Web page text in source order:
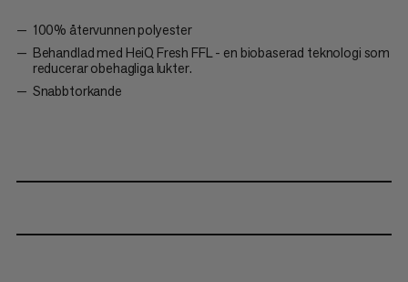
100% återvunnen polyester
Behandlad med HeiQ Fresh FFL - en biobaserad teknologi som
reducerar obehagliga lukter.
Snabbtorkande